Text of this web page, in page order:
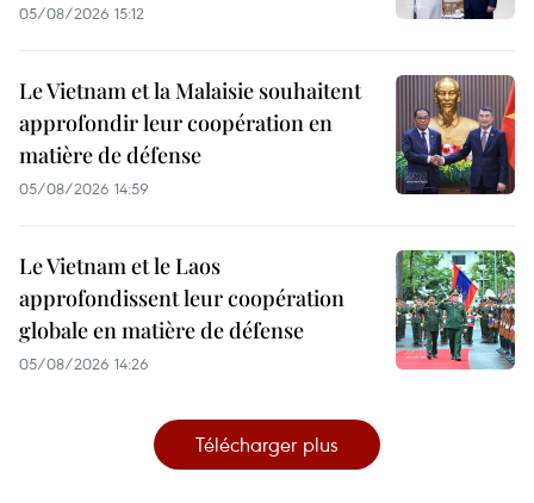
05/08/2026 15:12
Le Vietnam et la Malaisie souhaitent
approfondir leur coopération en
matière de défense
05/08/2026 14:59
Le Vietnam et le Laos
approfondissent leur coopération
globale en matière de défense
05/08/2026 14:26
Télécharger plus